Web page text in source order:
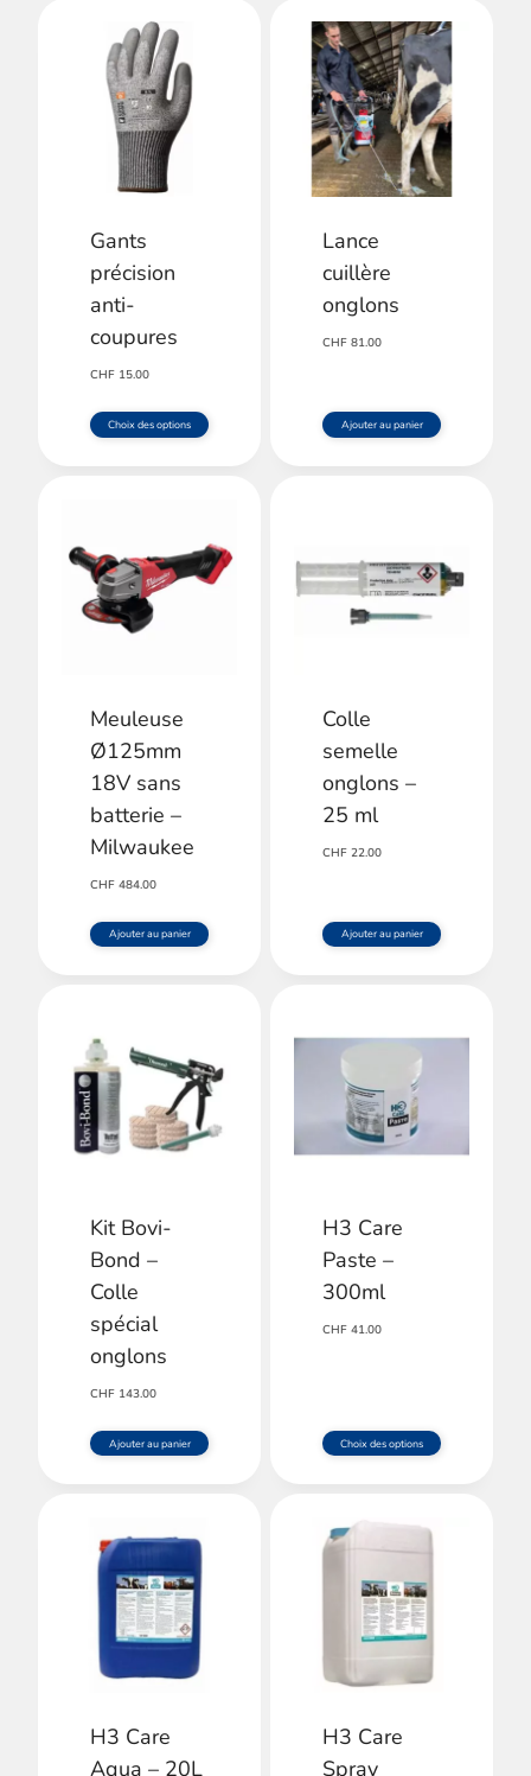
Gants
précision
anti-
coupures
CHF 15.00
Choix des options
plusieurs
variations.
peuvent
être
choisies
sur
du
Lance
cuillère
onglons
CHF 81.00
Ajouter au panier
Meuleuse
Ø125mm
18V sans
batterie –
Milwaukee
CHF 484.00
Ajouter au panier
Colle
semelle
onglons –
25 ml
CHF 22.00
Ajouter au panier
Kit Bovi-
Bond –
Colle
spécial
onglons
CHF 143.00
Ajouter au panier
H3 Care
Paste –
300ml
CHF 41.00
Choix des options
a
plusieurs
variations.
peuvent
H3 Care
Aqua – 20L
H3 Care
Spray